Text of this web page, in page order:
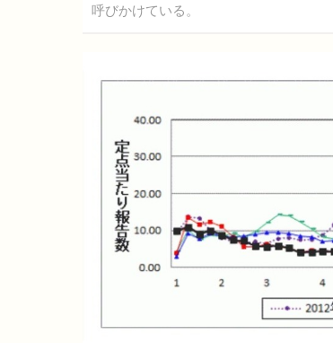
呼びかけている。